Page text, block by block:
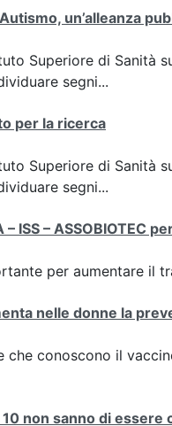
un’alleanza
Superiore di Sanità
segni...
per la ricerca
Superiore di Sanità
segni...
ISS – ASSOBIOTEC
per aumentare il
nelle donne la
che conoscono il
non sanno di